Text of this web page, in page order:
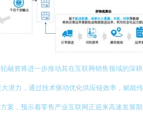
资将进一步推动其在互联网销售领域的深
潜力，通过技术驱动优化供应链效率，赋能
案，预示着零售产业互联网正迎来高速发展期